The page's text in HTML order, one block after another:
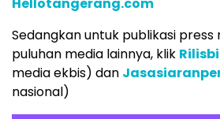
Hellotangerang.com
Sedangkan untuk publikasi
puluhan media lainnya, klik
media ekbis) dan
nasional)